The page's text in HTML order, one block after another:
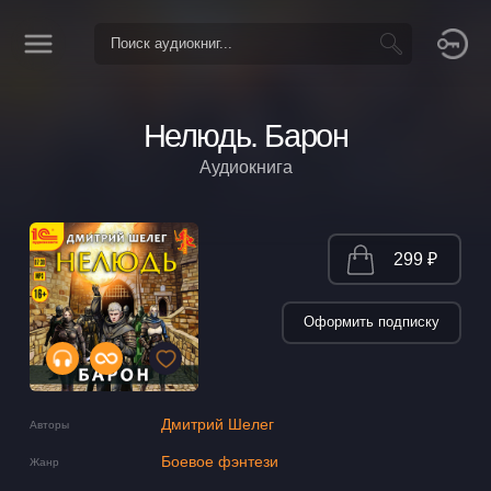
Нелюдь. Барон
Аудиокнига
Авторы Дмитрий Шелег
Жанр Боевое фэнтези
299 ₽
Оформить подписку